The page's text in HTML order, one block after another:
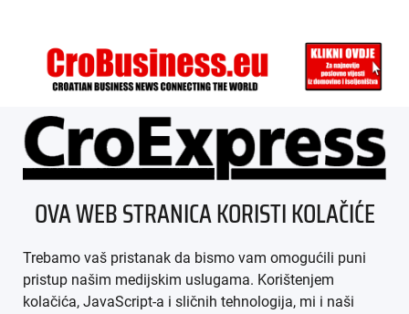
ÜBER UNS
IMPRESSUM
AGB
OVA WEB STRANICA KORISTI KOLAČIĆE
Trebamo vaš pristanak da bismo vam omogućili puni
pristup našim medijskim uslugama. Korištenjem
kolačića, JavaScript-a i sličnih tehnologija, mi i naši